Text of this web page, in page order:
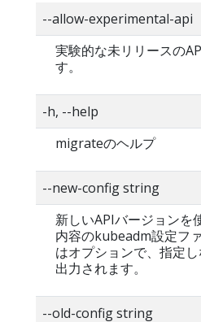
--allow-experimental-api
実験的な未リリースの
す。
-h, --help
migrateのヘルプ
--new-config string
新しいAPIバージョンを
内容のkubeadm設定フ
はオプションで、指定
出力されます。
--old-config string